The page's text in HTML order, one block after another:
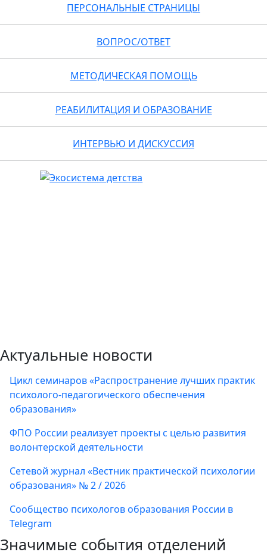
ПЕРСОНАЛЬНЫЕ СТРАНИЦЫ
ВОПРОС/ОТВЕТ
МЕТОДИЧЕСКАЯ ПОМОЩЬ
РЕАБИЛИТАЦИЯ И ОБРАЗОВАНИЕ
ИНТЕРВЬЮ И ДИСКУССИЯ
Актуальные новости
Цикл семинаров «Распространение лучших практик
психолого-педагогического обеспечения
образования»
ФПО России реализует проекты с целью развития
волонтерской деятельности
Сетевой журнал «Вестник практической психологии
образования» № 2 / 2026
Сообщество психологов образования России в
Telegram
Значимые события отделений